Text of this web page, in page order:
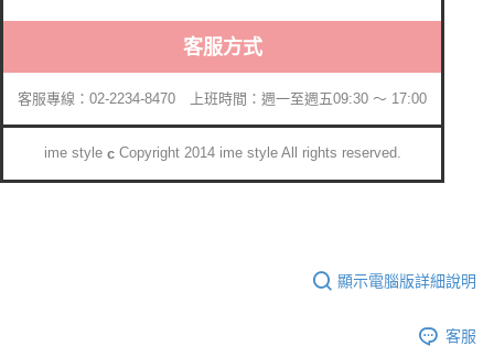
客服方式
客服專線：02-2234-8470 上班時間：週一至週五09:30 ～ 17:00
ime style cCopyright 2014 ime style All rights reserved.
顯示電腦版詳細說明
客服